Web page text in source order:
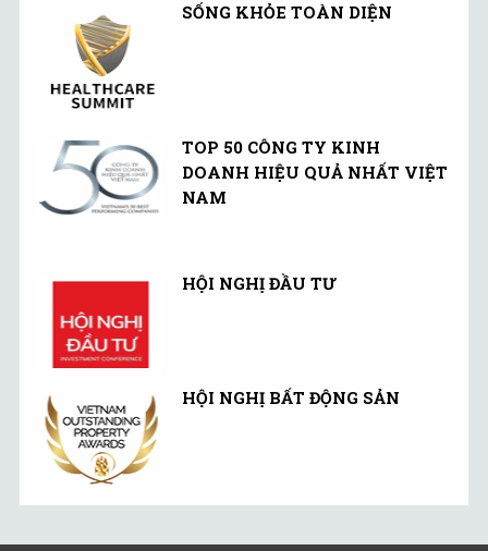
SỐNG KHỎE TOÀN DIỆN
TOP 50 CÔNG TY KINH
DOANH HIỆU QUẢ NHẤT VIỆT
NAM
HỘI NGHỊ ĐẦU TƯ
HỘI NGHỊ BẤT ĐỘNG SẢN